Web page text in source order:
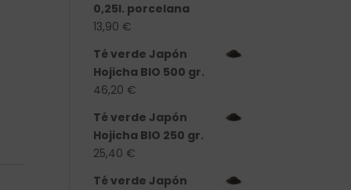
0,25l. porcelana
13,90 €
Té verde Japón
Hojicha BIO 500 gr.
46,20 €
Té verde Japón
Hojicha BIO 250 gr.
25,40 €
Té verde Japón